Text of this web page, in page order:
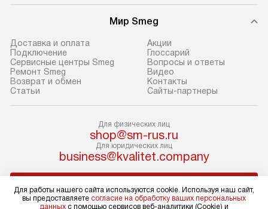
служба доставки привезет
упакованный товар до подъезда.
покупку до двери вашей квартиры
или места установки, пожалуйста,
предварительно согласуйте это
с менеджером. За эту услугу будет
взиматься дополнительная плата.
Обратите внимание на размеры
товара: например, если габариты
холодильника не позволяют
пронести его через дверной проем,
сотрудники транспортной службы
не имеют права производить
демонтаж дверцы, ручек или других
и
при
существующим
После этого
коммуникаций,
материалы,
и
Мир Smeg
Доставка и оплата
Подключение
Сервисные центры Smeg
Ремонт Smeg
Возврат и обмен
Статьи
Акции
Глоссарий
Вопросы и ответы
Видео
Контакты
Сайты-партнеры
Для физических лиц
shop@sm-rus.ru
Для юридических лиц
business@kvalitet.company
Для работы нашего сайта используются cookie. Используя наш сайт,
вы предоставляете согласие на обработку ваших персональных
данных с помощью сервисов веб-аналитики (Cookie) и